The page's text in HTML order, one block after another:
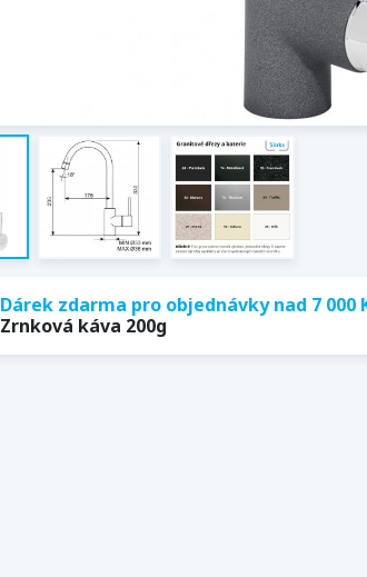
Dárek zdarma pro objednávky nad 7 000
Zrnková káva 200g